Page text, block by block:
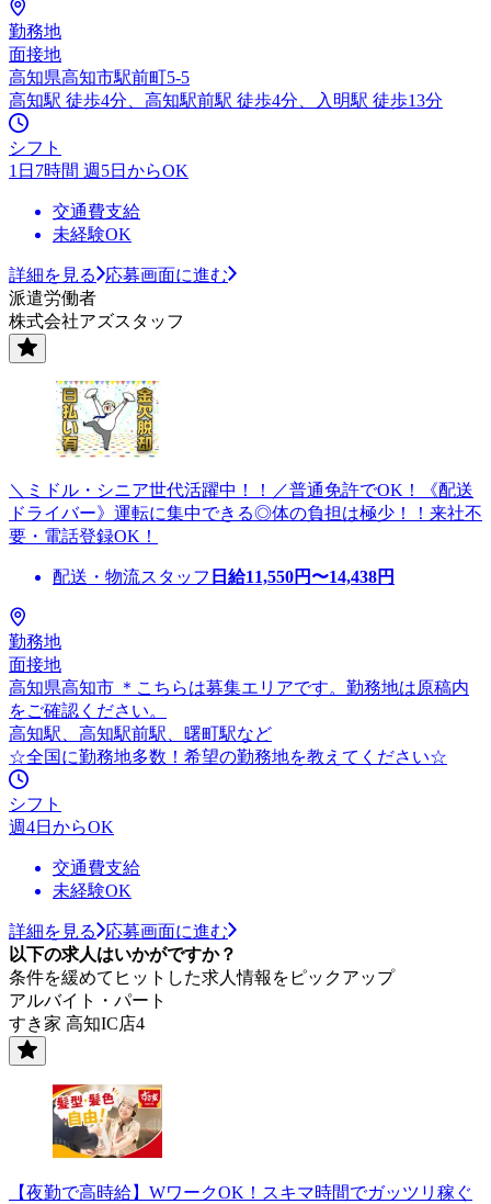
勤務地
面接地
高知県高知市駅前町5-5
高知駅 徒歩4分、高知駅前駅 徒歩4分、入明駅 徒歩13分
シフト
1日7時間 週5日からOK
交通費支給
未経験OK
詳細を見る
応募画面に進む
派遣労働者
株式会社アズスタッフ
＼ミドル・シニア世代活躍中！！／普通免許でOK！《配送
ドライバー》運転に集中できる◎体の負担は極少！！来社不
要・電話登録OK！
配送・物流スタッフ 日給11,550円〜14,438円
勤務地
面接地
高知県高知市 ＊こちらは募集エリアです。勤務地は原稿内
をご確認ください。
高知駅、高知駅前駅、曙町駅など
☆全国に勤務地多数！希望の勤務地を教えてください☆
シフト
週4日からOK
交通費支給
未経験OK
詳細を見る
応募画面に進む
以下の求人はいかがですか？
条件を緩めてヒットした求人情報をピックアップ
アルバイト・パート
すき家 高知IC店4
【夜勤で高時給】WワークOK！スキマ時間でガッツリ稼ぐ